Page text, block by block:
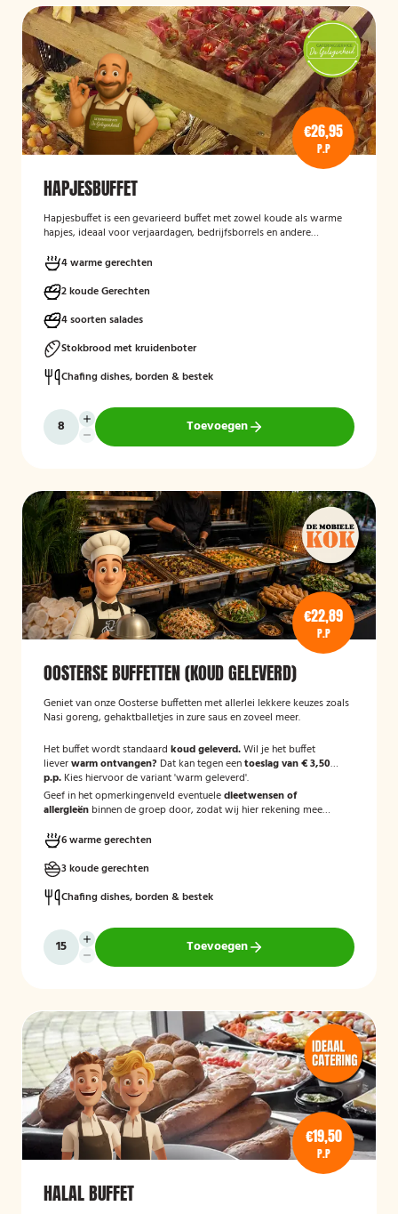
€26,95
P.P
HAPJESBUFFET
Hapjesbuffet is een gevarieerd buffet met zowel koude als warme
hapjes, ideaal voor verjaardagen, bedrijfsborrels en andere
smaakvolle manier om gasten te laten genieten van verschillende
kleine gerechten, zonder een traditioneel diner te serveren.
4 warme gerechten
2 koude Gerechten
4 soorten salades
Stokbrood met kruidenboter
Chafing dishes, borden & bestek
Toevoegen
€22,89
P.P
OOSTERSE BUFFETTEN (KOUD GELEVERD)
Geniet van onze Oosterse buffetten met allerlei lekkere keuzes zoals
Nasi goreng, gehaktballetjes in zure saus en zoveel meer.
Het buffet wordt standaard koud geleverd.Wil je het buffet
lieverwarm ontvangen? Dat kan tegen eentoeslag van € 3,50
p.p. Kies hiervoor de variant 'warm geleverd'.
Geef in het opmerkingenveld eventueledieetwensen of
allergieën binnen de groep door, zodat wij hier rekening mee
6 warme gerechten
3 koude gerechten
Chafing dishes, borden & bestek
Toevoegen
€19,50
P.P
HALAL BUFFET